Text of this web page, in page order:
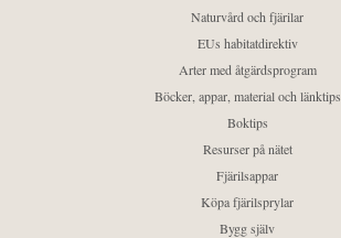
Naturvård och fjärilar
EUs habitatdirektiv
Arter med åtgärdsprogram
Böcker, appar, material och länktips
Boktips
Resurser på nätet
Fjärilsappar
Köpa fjärilsprylar
Bygg själv